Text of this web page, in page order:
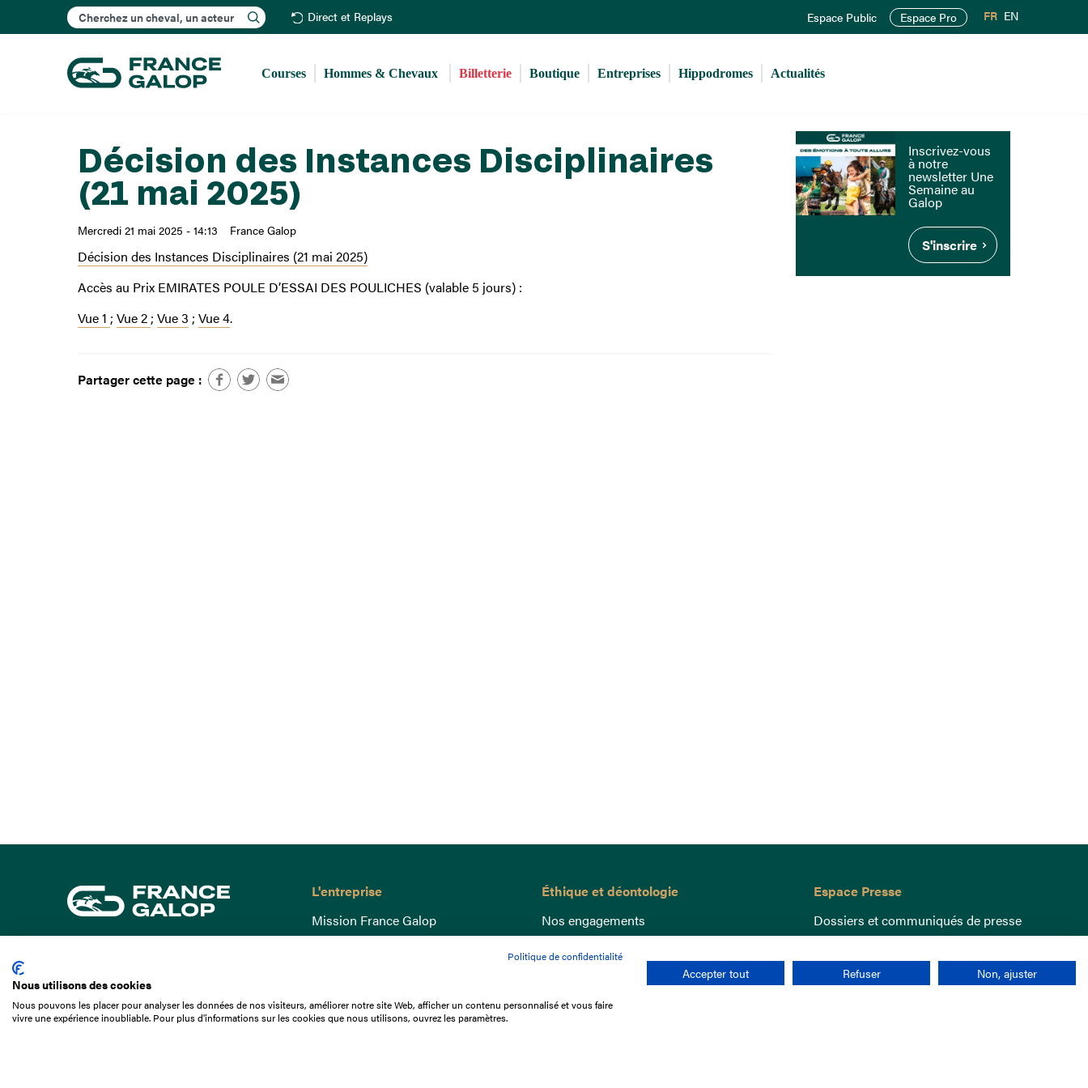
au
principal
Rechercher Direct et Replays Espace Public Espace Pro FR EN
Courses Hommes & Chevaux Billetterie Boutique Entreprises Hippodromes Actualités
Décision des Instances Disciplinaires
(21 mai 2025)
Mercredi 21 mai 2025 - 14:13 France Galop
Décision des Instances Disciplinaires (21 mai 2025)
Accès au Prix EMIRATES POULE D’ESSAI DES POULICHES (valable 5 jours) :
Vue 1 ; Vue 2 ; Vue 3 ; Vue 4.
Partager cette page :
Inscrivez-vous
à notre
newsletter Une
Semaine au
Galop
S'inscrire
01 49 10 20 29
L'entreprise
Mission France Galop
Gouvernance
Comprendre les courses
Docuthèque
Éthique et déontologie
Nos engagements
Lutte anti-dopage
Bien être equin
Index Egalité Femmes-Hommes
Jeu responsable
Espace Presse
Dossiers et communiqués de presse
Politique de confidentialité
Nous utilisons des cookies
Nous pouvons les placer pour analyser les données de nos visiteurs, améliorer notre site Web, afficher un contenu personnalisé et vous faire
vivre une expérience inoubliable. Pour plus d'informations sur les cookies que nous utilisons, ouvrez les paramètres.
Accepter tout Refuser Non, ajuster